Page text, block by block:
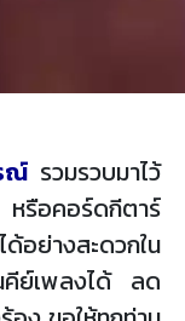
ณ์ รวมรวบมาไว้
หรือคอร์ดกีตาร์
ได้อย่างสะดวกใน
คีย์เพลงได้ ลด